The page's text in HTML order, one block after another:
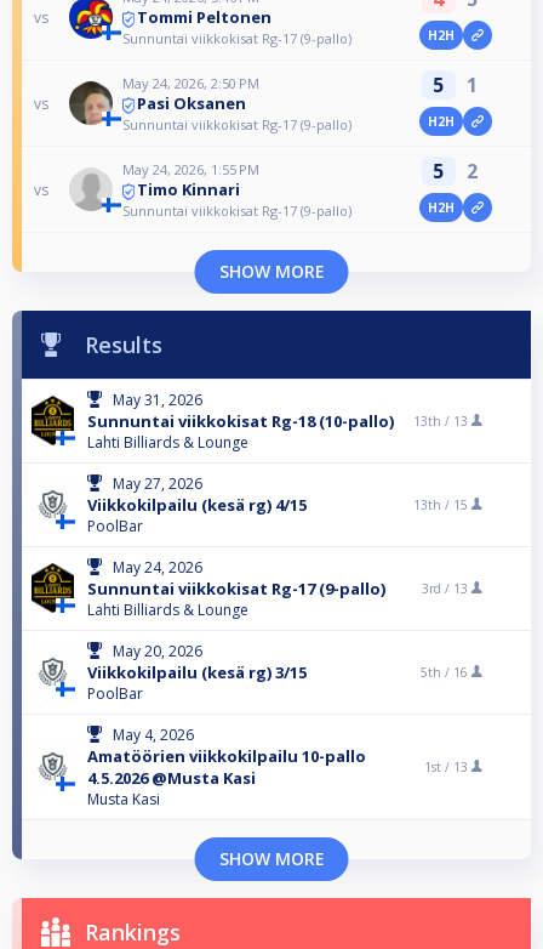
vs Tommi Peltonen
Sunnuntai viikkokisat Rg-17 (9-pallo) H2H
vs
May 24, 2026, 2:50 PM
Pasi Oksanen
Sunnuntai viikkokisat Rg-17 (9-pallo)
5 1
H2H
vs
May 24, 2026, 1:55 PM
Timo Kinnari
Sunnuntai viikkokisat Rg-17 (9-pallo)
5 2
H2H
SHOW MORE
Results
May 31, 2026
Sunnuntai viikkokisat Rg-18 (10-pallo)
Lahti Billiards & Lounge
13th / 13
May 27, 2026
Viikkokilpailu (kesä rg) 4/15
PoolBar
13th / 15
May 24, 2026
Sunnuntai viikkokisat Rg-17 (9-pallo)
Lahti Billiards & Lounge
3rd / 13
May 20, 2026
Viikkokilpailu (kesä rg) 3/15
PoolBar
5th / 16
May 4, 2026
Amatöörien viikkokilpailu 10-pallo
4.5.2026 @Musta Kasi
Musta Kasi
1st / 13
SHOW MORE
Rankings